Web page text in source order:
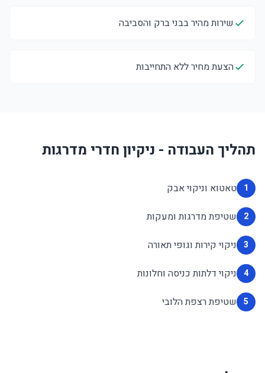
שירות מהיר בבני ברק והסביבה
הצעת מחיר ללא התחייבות
תהליך העבודה - ניקיון חדרי מדרגות
1 טאטוא וניקוי אבק
2 שטיפת מדרגות ומעקות
3 ניקוי קירות וגופי תאורה
4 ניקוי דלתות כניסה וחלונות
5 שטיפת רצפת הלובי